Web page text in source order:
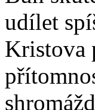
udílet
Kristova